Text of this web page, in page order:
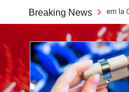
Breaking News
Ce filme noi vedem la Cineplexx